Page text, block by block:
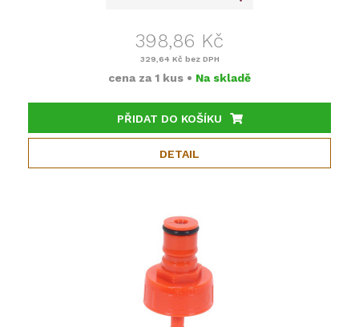
398,86 Kč
329,64 Kč bez DPH
cena za 1 kus • Na skladě
PŘIDAT DO KOŠÍKU
DETAIL